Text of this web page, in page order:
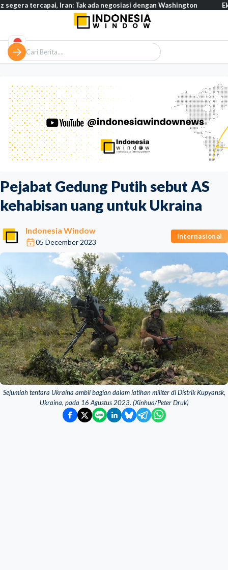
Pejabat Gedung Putih sebut AS
kehabisan uang untuk Ukraina
Indonesia Window
05 December 2023
Internasional
Sejumlah tentara Ukraina ambil bagian dalam latihan militer di Distrik Kupyansk,
Ukraina, pada 16 Agustus 2023. (Xinhua/Peter Druk)
Iran: Tak ada negosiasi dengan Washington Eksodus